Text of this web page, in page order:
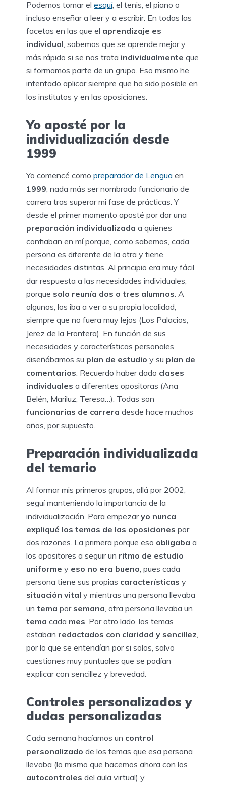
Podemos tomar el esquí, el tenis, el piano o
incluso enseñar a leer y a escribir. En todas las
facetas en las que el aprendizaje es
individual, sabemos que se aprende mejor y
más rápido si se nos trata individualmente que
si formamos parte de un grupo. Eso mismo he
intentado aplicar siempre que ha sido posible en
los institutos y en las oposiciones.
Yo aposté por la
individualización desde
1999
Yo comencé como preparador de Lengua en
1999, nada más ser nombrado funcionario de
carrera tras superar mi fase de prácticas. Y
desde el primer momento aposté por dar una
preparación individualizada a quienes
confiaban en mí porque, como sabemos, cada
persona es diferente de la otra y tiene
necesidades distintas. Al principio era muy fácil
dar respuesta a las necesidades individuales,
porque solo reunía dos o tres alumnos. A
algunos, los iba a ver a su propia localidad,
siempre que no fuera muy lejos (Los Palacios,
Jerez de la Frontera). En función de sus
necesidades y características personales
diseñábamos su plan de estudio y su plan de
comentarios. Recuerdo haber dado clases
individuales a diferentes opositoras (Ana
Belén, Mariluz, Teresa…). Todas son
funcionarias de carrera desde hace muchos
años, por supuesto.
Preparación individualizada
del temario
Al formar mis primeros grupos, allá por 2002,
seguí manteniendo la importancia de la
individualización. Para empezaryo nunca
expliqué los temas de las oposiciones por
dos razones. La primera porque eso obligaba a
los opositores a seguir un ritmo de estudio
uniforme y eso no era bueno , pues cada
persona tiene sus propias características y
situación vital y mientras una persona llevaba
un tema por semana , otra persona llevaba un
tema cada mes . Por otro lado, los temas
estaban redactados con claridad y sencillez
por lo que se entendían por si solos, salvo
cuestiones muy puntuales que se podían
explicar con sencillez y brevedad.
Controles personalizados y
dudas personalizadas
Cada semana hacíamos un control
personalizado de los temas que esa persona
llevaba (lo mismo que hacemos ahora con los
autocontroles del aula virtual) y